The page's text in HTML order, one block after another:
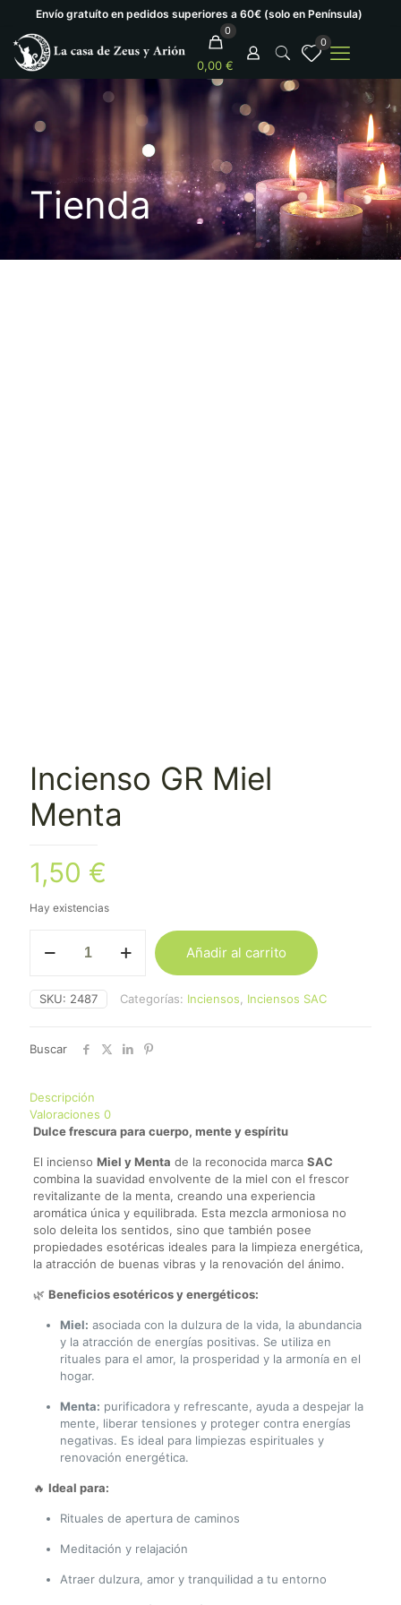
Envío gratuíto en pedidos superiores a 60€ (solo en Península)
0
0,00 €
0
Tienda
Incienso GR Miel
Menta
1,50 €
Hay existencias
Menta
cantidad
Añadir al carrito
SKU: 2487 Categorías: Inciensos, Inciensos SAC
Buscar
Descripción
Valoraciones 0
Dulce frescura para cuerpo, mente y espíritu
El incienso Miel y Menta de la reconocida marca SAC
combina la suavidad envolvente de la miel con el frescor
revitalizante de la menta, creando una experiencia
aromática única y equilibrada. Esta mezcla armoniosa no
solo deleita los sentidos, sino que también posee
propiedades esotéricas ideales para la limpieza energética,
la atracción de buenas vibras y la renovación del ánimo.
🌿 Beneficios esotéricos y energéticos:
Miel: asociada con la dulzura de la vida, la abundancia
y la atracción de energías positivas. Se utiliza en
rituales para el amor, la prosperidad y la armonía en el
hogar.
Menta: purificadora y refrescante, ayuda a despejar la
mente, liberar tensiones y proteger contra energías
negativas. Es ideal para limpiezas espirituales y
renovación energética.
🔥 Ideal para:
Rituales de apertura de caminos
Meditación y relajación
Atraer dulzura, amor y tranquilidad a tu entorno